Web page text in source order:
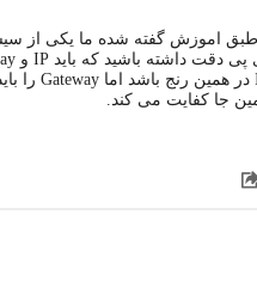
طبق اموزش گفته شده ما یکی از
جا کفایت می کند.